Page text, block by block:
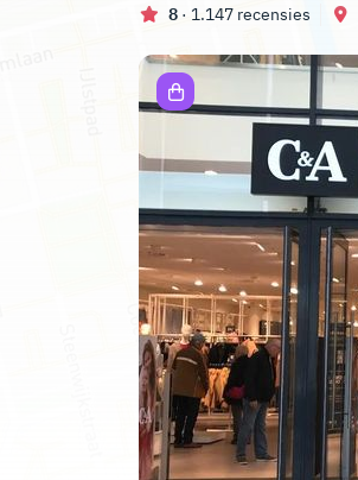
8 · 1.147 recensies